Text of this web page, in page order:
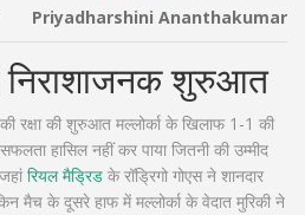
Priyadharshini Ananthakumar
निराशाजनक शुरुआत
रक्षा की शुरुआत मल्लोर्का के खिलाफ 1-1 की
हासिल नहीं कर पाया जितनी की उम्मीद
रियल मैड्रिड के रॉड्रिगो गोएस ने शानदार
मैच के दूसरे हाफ में मल्लोर्का के वेदात मुरिकी ने